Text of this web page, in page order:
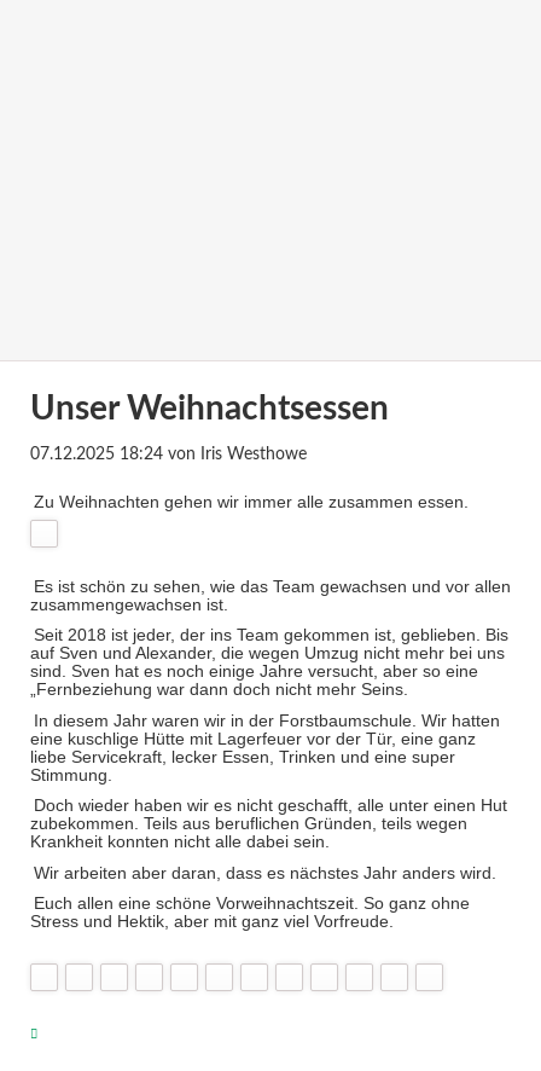
Unser Weihnachtsessen
07.12.2025 18:24von Iris Westhowe
Zu Weihnachten gehen wir immer alle zusammen essen.
Es ist schön zu sehen, wie das Team gewachsen und vor allen
zusammengewachsen ist.
Seit 2018 ist jeder, der ins Team gekommen ist, geblieben. Bis
auf Sven und Alexander, die wegen Umzug nicht mehr bei uns
sind. Sven hat es noch einige Jahre versucht, aber so eine
„Fernbeziehung war dann doch nicht mehr Seins.
In diesem Jahr waren wir in der Forstbaumschule. Wir hatten
eine kuschlige Hütte mit Lagerfeuer vor der Tür, eine ganz
liebe Servicekraft, lecker Essen, Trinken und eine super
Stimmung.
Doch wieder haben wir es nicht geschafft, alle unter einen Hut
zubekommen. Teils aus beruflichen Gründen, teils wegen
Krankheit konnten nicht alle dabei sein.
Wir arbeiten aber daran, dass es nächstes Jahr anders wird.
Euch allen eine schöne Vorweihnachtszeit. So ganz ohne
Stress und Hektik, aber mit ganz viel Vorfreude.